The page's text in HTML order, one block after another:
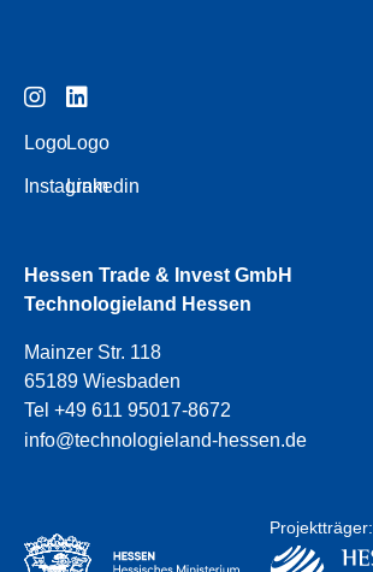
Logo
Instagram
Logo
Linkedin
Hessen Trade & Invest GmbH
Technologieland Hessen
Mainzer Str. 118
65189 Wiesbaden
Tel +49 611 95017-8672
info@technologieland-hessen.de
Projektträger: